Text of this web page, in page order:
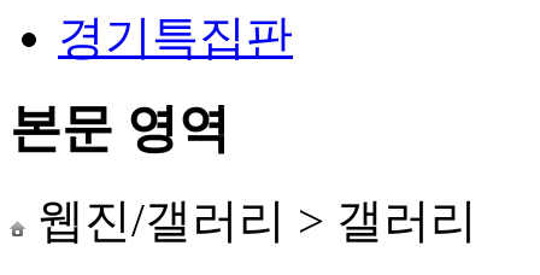
경기특집판
본문 영역
웹진/갤러리 > 갤러리